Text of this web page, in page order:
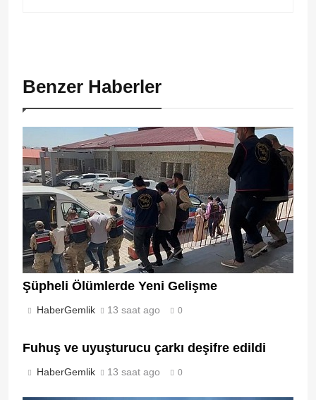
Benzer Haberler
Şüpheli Ölümlerde Yeni Gelişme
HaberGemlik 13 saat ago 0
Fuhuş ve uyuşturucu çarkı deşifre edildi
HaberGemlik 13 saat ago 0